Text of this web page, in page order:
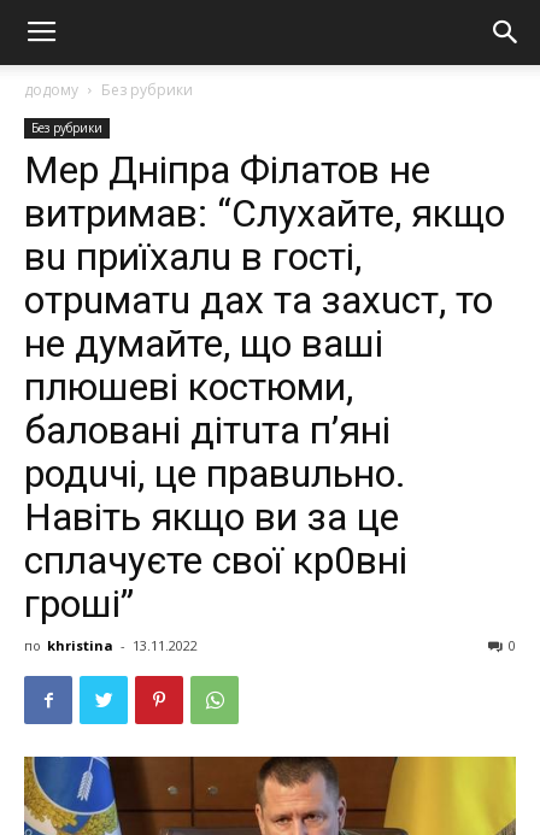
додому Без рубрики
Без рубрики
Мер Дніпра Філатов не
витримав: “Слухайте, якщо
вu приїхалu в гості,
отрuматu дах та захuст, то
не думайте, що ваші
плюшеві костюми,
баловані дітuта п’яні
родuчі, це правuльно.
Навіть якщо ви за це
сплачуєте свої кр0вні
гроші”
по khristina - 13.11.2022 0